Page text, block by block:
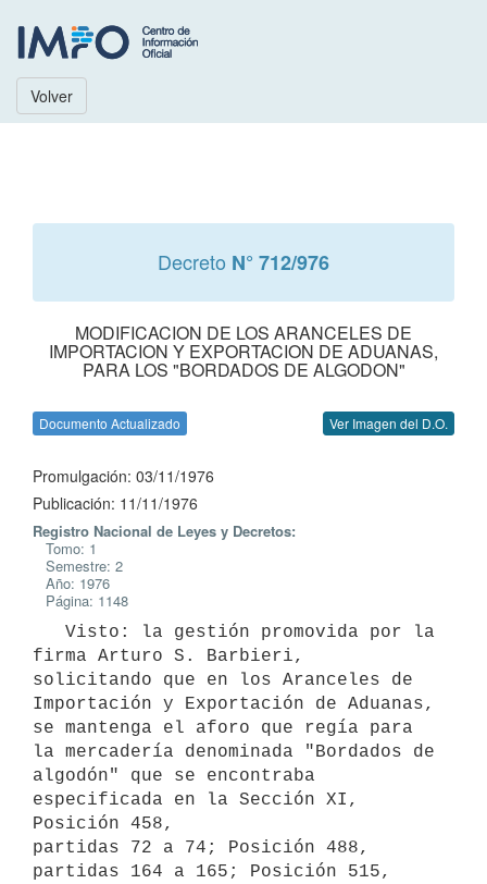
Volver
Decreto N° 712/976
MODIFICACION DE LOS ARANCELES DE
IMPORTACION Y EXPORTACION DE ADUANAS,
PARA LOS "BORDADOS DE ALGODON"
Documento Actualizado Ver Imagen del D.O.
Promulgación: 03/11/1976
Publicación: 11/11/1976
Registro Nacional de Leyes y Decretos:
Tomo: 1
Semestre: 2
Año: 1976
Página: 1148
firma Arturo S. Barbieri,
solicitando que en los Aranceles de
Importación y Exportación de Aduanas,
se mantenga el aforo que regía para
la mercadería denominada "Bordados de
algodón" que se encontraba
especificada en la Sección XI,
Posición 458,
partidas 72 a 74; Posición 488,
partidas 164 a 165; Posición 515,